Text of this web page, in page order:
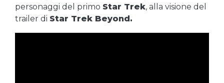
personaggi del primo Star Trek, alla visione del
trailer di Star Trek Beyond.